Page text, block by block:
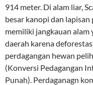
914 meter. Di alam liar,
besar kanopi dan lapisan
memiliki jangkauan alam
daerah karena
perdagangan hewan
(Konversi Pedagangan
Punah). Perdaganagn